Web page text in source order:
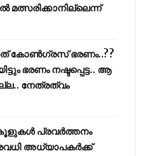
മത്സരിക്കാനില്ലെന്ന്
കോൺഗ്രസ് ഭരണം..??
ഭരണം നഷ്ടപ്പെട്ട.. ആ
നേത്രത്വം
പ്രവര്‍ത്തനം
അധ്യാപകര്‍ക്ക്